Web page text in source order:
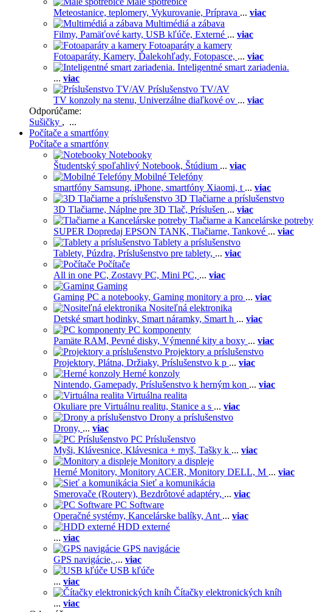
Meteostanice, teplomery, Vykurovanie, Príprava ... viac
Multimédiá a zábava
Filmy, Pamäťové karty, USB kľúče, Externé ... viac
Fotoaparáty a kamery
Fotoaparáty, Kamery, Ďalekohľady, Fotopasce, ... viac
Inteligentné smart zariadenia.
... viac
Príslušenstvo TV/AV
TV konzoly na stenu, Univerzálne diaľkové ov ... viac
Odporúčame:
Sušičky , ...
Počítače a smartfóny
Počítače a smartfóny
Notebooky
Študentský spoľahlivý Notebook, Štúdium ... viac
Mobilné Telefóny
smartfóny Samsung, iPhone, smartfóny Xiaomi, t ... viac
3D Tlačiarne a príslušenstvo
3D Tlačiarne, Náplne pre 3D Tlač, Príslušen ... viac
Tlačiarne a Kancelárske potreby
SUPER Dopredaj EPSON TANK, Tlačiarne, Tankové ... viac
Tablety a príslušenstvo
Tablety, Púzdra, Príslušenstvo pre tablety, ... viac
Počítače
All in one PC, Zostavy PC, Mini PC, ... viac
Gaming
Gaming PC a notebooky, Gaming monitory a pro ... viac
Nositeľná elektronika
Detské smart hodinky, Smart náramky, Smart h ... viac
PC komponenty
Pamäte RAM, Pevné disky, Výmenné kity a boxy ... viac
Projektory a príslušenstvo
Projektory, Plátna, Držiaky, Príslušenstvo k p ... viac
Herné konzoly
Nintendo, Gamepady, Príslušenstvo k herným kon ... viac
Virtuálna realita
Okuliare pre Virtuálnu realitu, Stanice a s ... viac
Drony a príslušenstvo
Drony, ... viac
PC Príslušenstvo
Myši, Klávesnice, Klávesnica + myš, Tašky k ... viac
Monitory a displeje
Herné Monitory, Monitory ACER, Monitory DELL, M ... viac
Sieť a komunikácia
Smerovače (Routery), Bezdrôtové adaptéry, ... viac
PC Software
Operačné systémy, Kancelárske balíky, Ant ... viac
HDD externé
... viac
GPS navigácie
GPS navigácie, ... viac
USB kľúče
... viac
Čítačky elektronických kníh
... viac